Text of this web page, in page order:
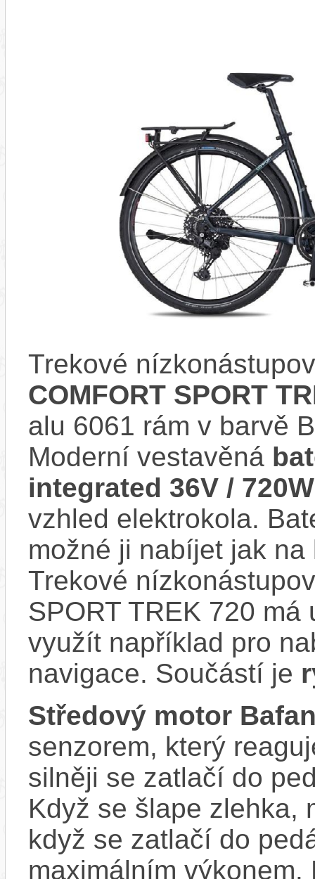
Trekové
COMFORT SPORT
alu 6061 rám v barvě
Moderní vestavěná
integrated 36V /
vzhled elektrokola.
možné ji nabíjet jak
Trekové
SPORT TREK 720
využít například pro
navigace. Součástí je
Středový motor
senzorem, který
silněji se zatlačí do
Když se šlape zlehka,
když se zatlačí do
maximálním